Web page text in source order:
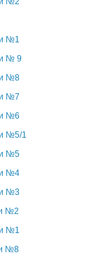
№1
№ 9
№8
№7
№6
№5/1
№5
№4
№3
№2
№1
№8